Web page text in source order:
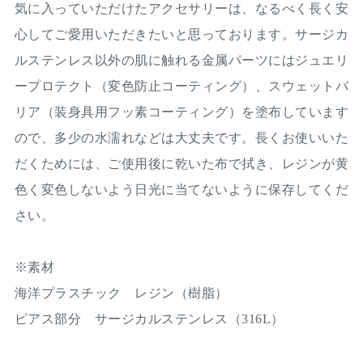
気に入っていただけたアクセサリーは、なるべく長く安
心してご愛用いただきたいと思っております。サージカ
ルステンレス以外の肌に触れる金属パーツにはジュエリ
ープロテクト（変色防止コーティング）、スウェットバ
リア（装身具用フッ素コーティング）を塗布しています
ので、多少の水濡れなどは大丈夫です。長くお使いいた
だくためには、ご使用後に乾いた布で拭き、レジンが黄
色く変色しないよう日光に当てないように保存してくだ
さい。
※素材
海洋プラスチック レジン（樹脂）
ピアス部分 サージカルステンレス（316L）